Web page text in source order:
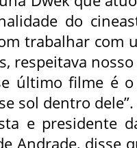
do
trabalhar com
respeitava
último filme é
sol dentro dele”.
e presidente
Andrade, disse